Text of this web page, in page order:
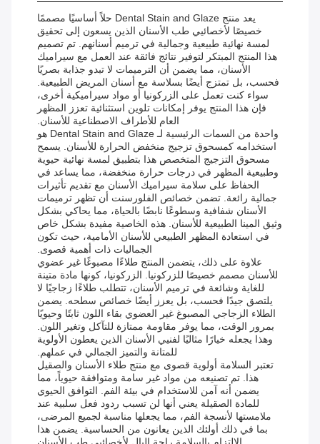
يعد منتج Dental Stain and Glaze حلاً أساسيًا مصممًا
خصيصًا لأخصائيي طب الأسنان الذين يسعون إلى تحقيق
لمسة نهائية طبيعية وجمالية في ترميم أسنانهم. تم تصميم
هذا المنتج المبتكر لتوفير نتائج فائقة عند العمل مع سيراميك
الأسنان، مما يضمن أن الترميمات لا تبدو جذابة بصريًا
فحسب، بل تمتزج أيضًا بسلاسة مع أسنان المريض الطبيعية.
سواء كنت تعمل على الزركونيا أو مواد سيراميكية أخرى،
فإن هذا المنتج يوفر إمكانات تلوين استثنائية تعزز المظهر
العام للأطراف الاصطناعية للأسنان.
واحدة من السمات الرئيسية لـ Dental Stain and Glaze هو
استخدامه كمسحوق تزجيج منخفض الحرارة للأسنان. يسمح
مسحوق التزجيج المتخصص هذا بتطبيق لمسة نهائية حيوية
وطبيعية المظهر في درجات حرارة منخفضة، مما يساعد في
الحفاظ على سلامة سيراميك الأسنان مع تقديم تأثيرات
جمالية رائعة. تضمن خصائص الفلورسنت أن تظهر ترميمات
الأسنان شفافية وسطوعًا نابضًا بالحياة، مما يحاكي بشكل
وثيق المينا الطبيعية للأسنان. هذه الخاصية مفيدة بشكل خاص
في استعادة المظهر الطبيعي للأسنان الأمامية، حيث تكون
الجماليات ذات أهمية قصوى.
علاوة على ذلك، يتضمن المنتج طلاءًا مصبوغًا غير عضوي
للأسنان مصمم خصيصًا للزركونيا. الزركونيا، كونها مادة متينة
للغاية وشائعة في ترميم الأسنان، تتطلب طلاءًا زجاجيًا لا
يلتصق جيدًا فحسب، بل يعزز أيضًا خصائص سطحه. يضمن
الطلاء الزجاجي المصبوغ غير العضوي بقاء اللون ثابتًا وحيويًا
بمرور الوقت، مما يوفر مقاومة ممتازة للتآكل وتغير اللون.
وهذا يجعله خيارًا مثاليًا لفنيي الأسنان الذين يعطون الأولوية
للمتانة والتميز الجمالي في عملهم.
تعتبر السلامة أولوية قصوى مع منتج طلاء الأسنان والصقيل
هذا. تم تصنيعه من مواد غير سامة ومتوافقة حيوياً، مما
يضمن أنه آمن للاستخدام في بيئة الفم. التوافق الحيوي
للمادة الصقيلة يعني أنها لن تسبب ردود فعل سلبية عند
ملامستها لأنسجة الفم، مما يجعلها مناسبة لجميع المرضى،
بما في ذلك أولئك الذين يعانون من الحساسية. يضمن هذا